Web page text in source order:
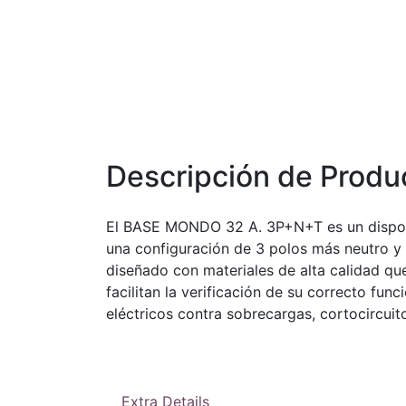
Descripción de
El BASE MONDO 32 A. 3P+N+T es un
una configuración de 3 polos más neutro
diseñado con materiales de alta calidad
facilitan la verificación de su correcto
eléctricos contra sobrecargas,
Extra Details